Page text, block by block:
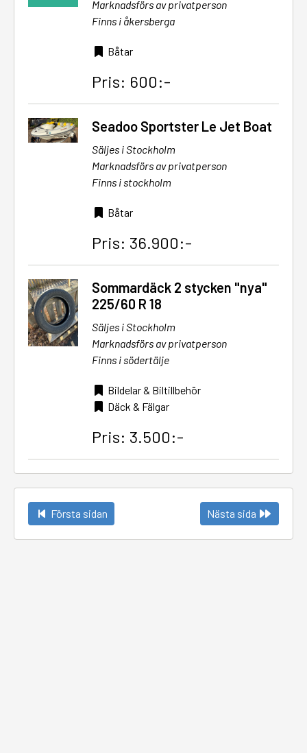
Marknadsförs av privatperson
Finns i åkersberga
Båtar
Pris: 600:-
Seadoo Sportster Le Jet Boat
Säljes i Stockholm
Marknadsförs av privatperson
Finns i stockholm
Båtar
Pris: 36.900:-
Sommardäck 2 stycken "nya"
225/60 R 18
Säljes i Stockholm
Marknadsförs av privatperson
Finns i södertälje
Bildelar & Biltillbehör
Däck & Fälgar
Pris: 3.500:-
Första sidan Nästa sida